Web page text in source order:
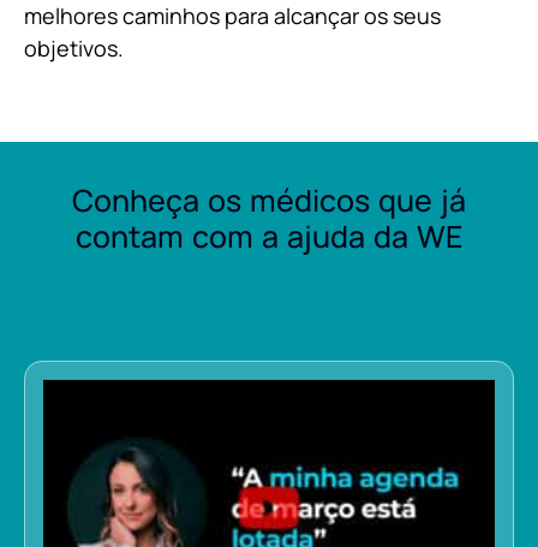
melhores caminhos para alcançar os seus
objetivos.
Conheça os médicos que já
contam com a ajuda da WE